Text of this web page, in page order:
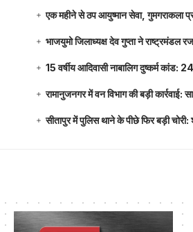
एक महीने से ठप आयुष्मान सेवा, गुमगराकला
भाजयुमो जिलाध्यक्ष देव गुप्ता ने राष्ट्रमंडल
15 वर्षीय आदिवासी नाबालिग दुष्कर्म
रामानुजनगर में वन विभाग की बड़ी कार्रवाई:
सीतापुर में पुलिस थाने के पीछे फिर बड़ी